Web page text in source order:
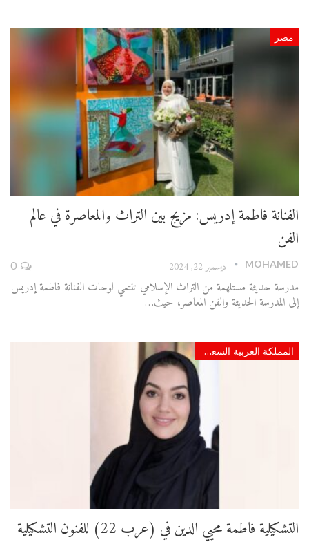
مصر
الفنانة فاطمة إدريس: مزيج بين التراث والمعاصرة في عالم
الفن
MOHAMED ديسمبر 22, 2024
مدرسة حديثة مستلهمة من التراث الإسلامي تنتمي لوحات الفنانة فاطمة إدريس
إلى المدرسة الحديثة والفن المعاصر، حيث…
المملكة العربية السعودية
التشكيلية فاطمة محيي الدين في (عرب 22) للفنون التشكيلية